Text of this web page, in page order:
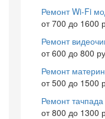
Ремонт Wi-Fi
от 700 до 1600
Ремонт
от 600 до 800
Ремонт
от 500 до 1500
Ремонт тачпада
от 800 до 1300